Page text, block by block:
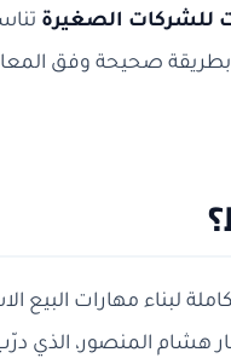
للشركات الصغيرة
بطريقة صحيحة وفق
لبناء مهارات البيع